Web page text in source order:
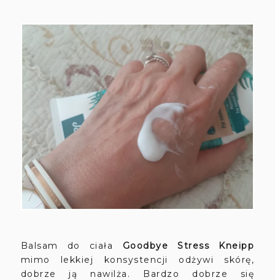
Balsam do ciała Goodbye Stress Kneipp
mimo lekkiej konsystencji odżywi skórę,
dobrze ją nawilża. Bardzo dobrze się